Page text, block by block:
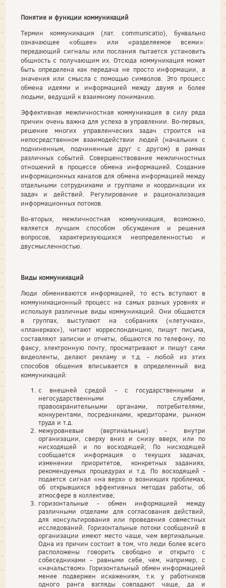
Понятие и функции коммуникаций
Термин коммуникация (лат. communicatio), буквально
означающее «общее» или «разделяемое всеми»:
передающий сигналы или послания пытается установить
общность с получающим их. Отсюда коммуникация может
быть определена как передача не просто информации, а
значения или смысла с помощью символов. Это процесс
обмена идеями и информацией между двумя и более
людьми, ведущий к взаимному пониманию.
Эффективная межличностная коммуникация в силу ряда
причин очень важна для успеха в управлении. Во-первых,
решение многих управленческих задач строится на
непосредственном взаимодействии людей (начальник с
подчиненным, подчиненные друг с другом) в рамках
различных событий. Совершенствование межличностных
отношений в процессе обмена информацией. Создание
информационных каналов для обмена информацией между
отдельными сотрудниками и группами и координации их
задач и действий. Регулирование и рационализация
информационных потоков.
Во-вторых, межличностная коммуникация, возможно,
является лучшим способом обсуждения и решения
вопросов, характеризующихся неопределенностью и
двусмысленностью.
Виды коммуникаций
Люди обмениваются информацией, то есть вступают в
коммуникационный процесс на самых разных уровнях и
используя различные виды коммуникаций. Они общаются
в группах, выступают на собраниях («летучках»,
«планерках»), читают корреспонденцию, пишут письма,
составляют записки и отчеты, общаются по телефону, по
факсу, электронную почту, просматривают и пишут сами
видеоленты, делают рекламу и т.д. - любой из этих
способов общения вписывается в определенный вид
коммуникаций:
с внешней средой - с государственными и
негосударственными службами,
правоохранительными органами, потребителями,
конкурентами, посредниками, кредиторами, рынком
труда и т.д.
межуровневые (вертикальные) - внутри
организации, сверху вниз и снизу вверх, или по
нисходящей и по восходящей; По нисходящей
сообщается информация о текущих задачах,
изменении приоритетов, конкретных заданиях,
рекомендуемых процедурах и т.д. По восходящей -
подается сигнал «на верх» о возникших проблемах,
об открывшихся эффективных методах работы, об
атмосфере в коллективе;
горизонтальные - обмен информацией между
различными отделами для согласования действий,
для консультирования или проведения совместных
исследований. Горизонтальные потоки сообщений в
организации имеют место чаще, чем вертикальные.
Одна из причин состоит в том, что люди более всего
расположены говорить свободно и открыто с
собеседниками - равными себе, чем, например, с
«начальством». Горизонтальный обмен информацией
менее подвержен искажениям, т.к. у работников
одного ранга взгляды совпадают чаще, да и